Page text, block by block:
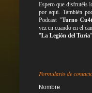
Espero que disfrutéis
por aquí. También
Podcast "Turno
vez en cuando en el
"La Legión del Turia
Formulario de
Nombre